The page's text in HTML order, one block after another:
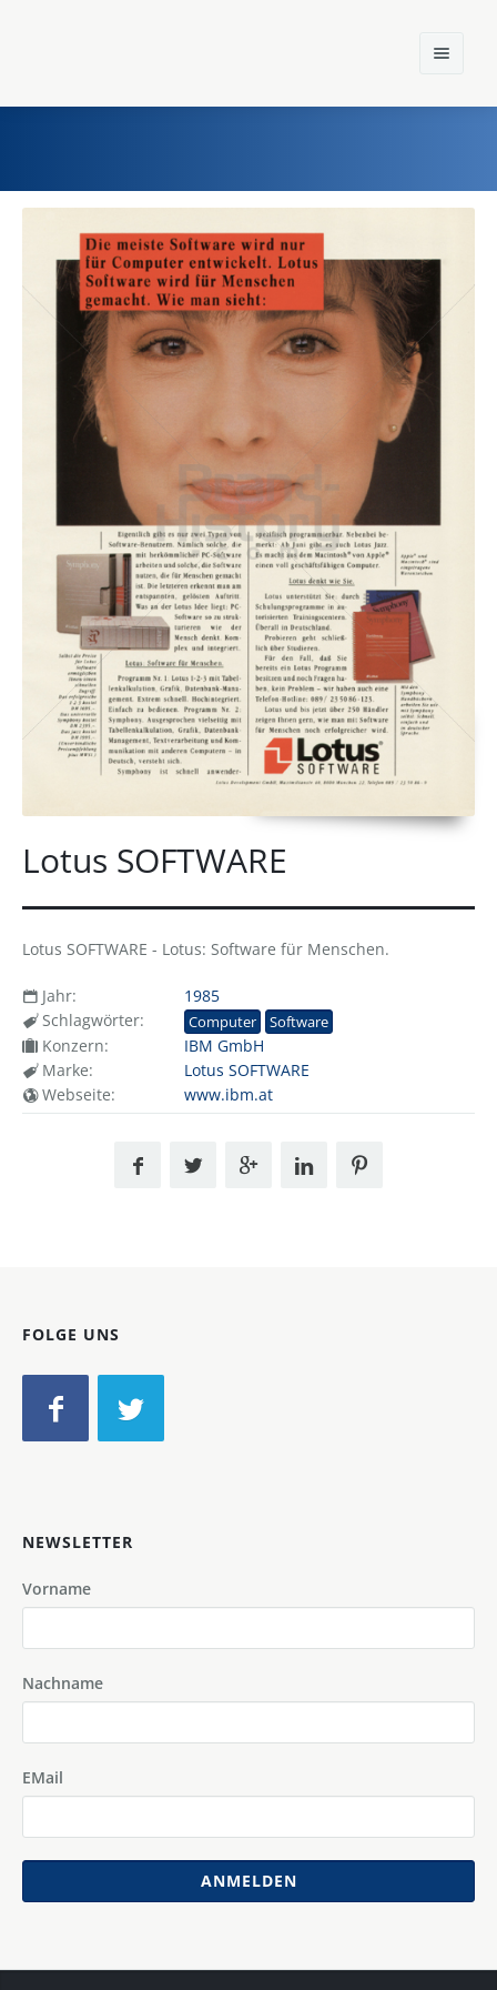
Einst und Heute
Konzerne
Lotus SOFTWARE
Lotus SOFTWARE - Lotus: Software für Menschen.
Jahr:
1985
Schlagwörter:
Computer Software
Konzern:
IBM GmbH
Marke:
Lotus SOFTWARE
Webseite:
www.ibm.at
FOLGE UNS
NEWSLETTER
Vorname
Nachname
EMail
ANMELDEN